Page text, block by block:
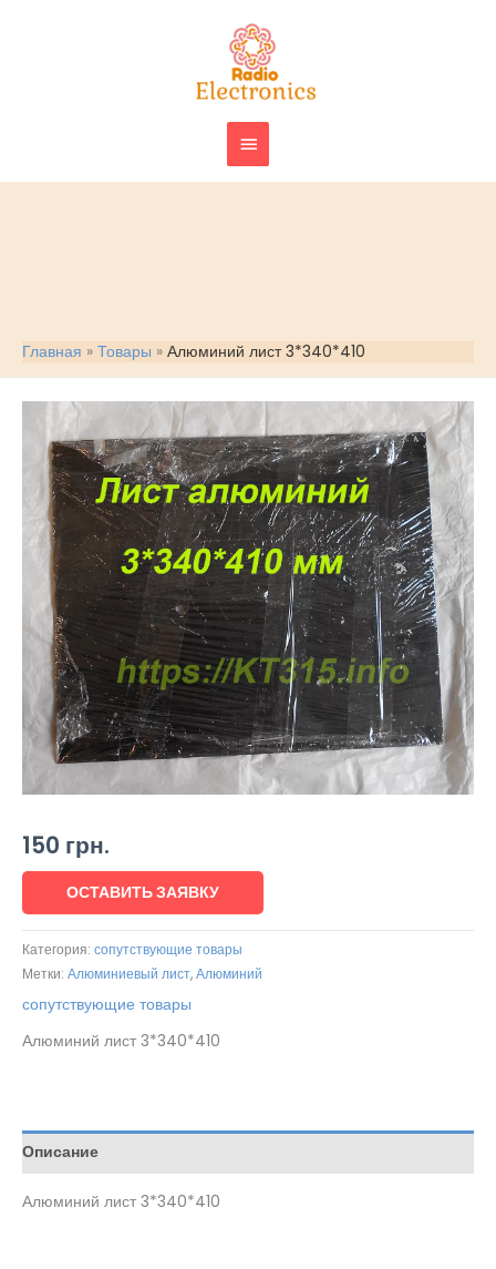
ГЛАВНОЕ
МЕНЮ
Главная Товары Алюминий лист 3*340*410
150 грн.
ОСТАВИТЬ ЗАЯВКУ
Категория: сопутствующие товары
Метки: Алюминиевый лист,Алюминий
сопутствующие товары
Алюминий лист 3*340*410
Описание
Алюминий лист 3*340*410